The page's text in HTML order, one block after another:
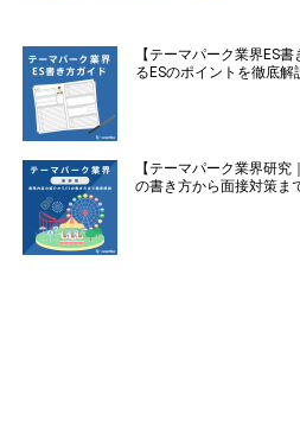
【テーマパーク業界ES
るESのポイントを徹底解
【テーマパーク業界研
の書き方から面接対策ま